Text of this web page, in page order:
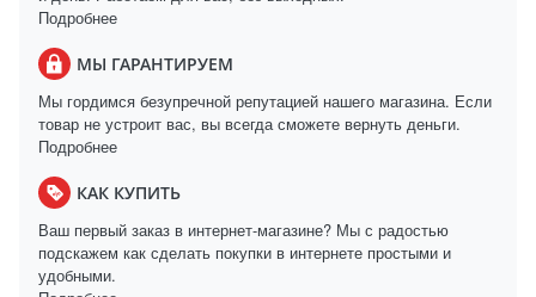
Подробнее
МЫ ГАРАНТИРУЕМ
Мы гордимся безупречной репутацией нашего магазина. Если
товар не устроит вас, вы всегда сможете вернуть деньги.
Подробнее
КАК КУПИТЬ
Ваш первый заказ в интернет-магазине? Мы с радостью
подскажем как сделать покупки в интернете простыми и
удобными.